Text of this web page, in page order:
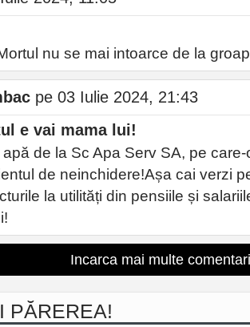
nu se mai intoarce de la
pe 03 Iulie 2024, 21:43
e vai mama lui!
apă de la Sc Apa Serv SA, pe
de neinchidere!Așa cai verzi
la utilități din pensiile și
Incarca mai multe
PĂREREA!